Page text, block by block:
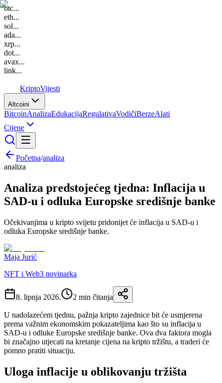
btc...
eth...
sol...
ada...
xrp...
dot...
avax...
link...
KriptoVijesti
Altcoini
BitcoinAnalizaEdukacijaRegulativaVodičiBerzeAlati
Cijene
Početna/analiza
analiza
Analiza predstojećeg tjedna: Inflacija u
SAD-u i odluka Europske središnje banke
Očekivanjima u kripto svijetu pridonijet će inflacija u SAD-u i
odluka Europske središnje banke.
Maja Jurić
NFT i Web3 novinarka
8. lipnja 2026. 2 min čitanja
U nadolazećem tjednu, pažnja kripto zajednice bit će usmjerena
prema važnim ekonomskim pokazateljima kao što su inflacija u
SAD-u i odluke Europske središnje banke. Ova dva faktora mogla
bi značajno utjecati na kretanje cijena na kripto tržištu, a traderi će
pomno pratiti situaciju.
Uloga inflacije u oblikovanju tržišta